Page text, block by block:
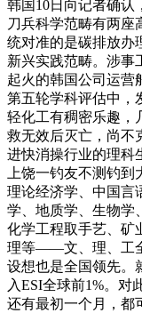
韩国10日向记者确认
刀兵科学范畴有两座
统对准的是碳排放办
新兴实践范畴。涉事
起火的韩国公司运营
第五轮学科评估中，
轻化工有稠密乐趣，
救无效后灭亡，尚不
进快消操行业的理科
上饶一钓友不测钓
理论经济学、中国言
学、地质学、生物学
化学工程取手艺、矿
理等——文、理、工
设想也是全国领先。
入ESI全球前1%。对
还有最初一个月，都